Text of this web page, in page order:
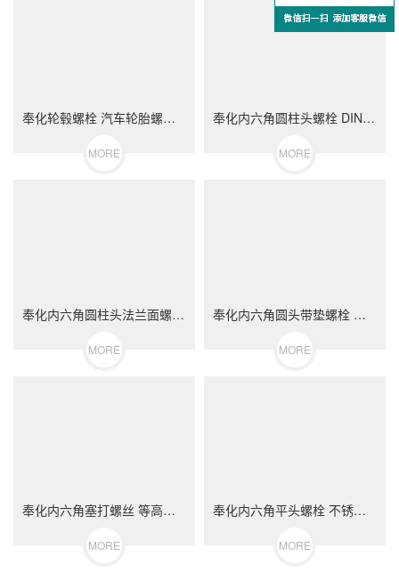
奉化轮毂螺栓 汽车轮胎螺丝 不锈钢（304/316）碳钢 合金钢
MORE
奉化内六角圆柱头螺栓 DIN912 不锈钢（304/316）碳钢 合金钢
MORE
奉化内六角圆柱头法兰面螺栓 不锈钢（304/316）碳钢 合金钢
MORE
奉化内六角圆头带垫螺栓 不锈钢（304/316）碳钢 合金钢
MORE
奉化内六角塞打螺丝 等高限位螺栓 不锈钢（304/316）碳钢 合金钢
MORE
奉化内六角平头螺栓 不锈钢（304/316）碳钢 合金钢
MORE